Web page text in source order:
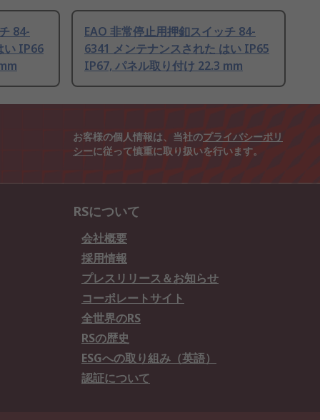
84-
い IP66
EAO 非常停止用押釦スイッチ 84-
6341 メンテナンスされた はい IP65
IP67, パネル取り付け 22.3 mm
お客様の個人情報は、当社のプライバシーポリ
シーに従って慎重に取り扱いを行います。
RSについて
会社概要
採用情報
プレスリリース＆お知らせ
コーポレートサイト
全世界のRS
RSの歴史
ESGへの取り組み（英語）
認証について